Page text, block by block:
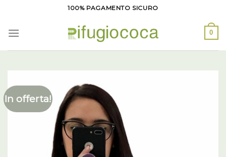
contenuti
100% PAGAMENTO SICURO
0
In offerta!